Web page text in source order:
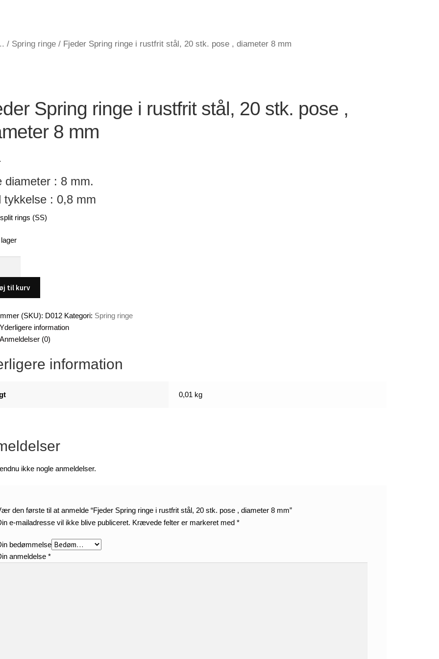
/ Spring ringe/ Fjeder Spring ringe i rustfrit stål, 20 stk. pose , diameter 8 mm
Spring ringe i rustfrit stål, 20 stk. pose ,
8 mm
diameter : 8 mm.
tykkelse : 0,8 mm
rings (SS)
til kurv
(SKU): D012 Kategori: Spring ringe
Yderligere information
Anmeldelser (0)
information
0,01 kg
ikke nogle anmeldelser.
den første til at anmelde “Fjeder Spring ringe i rustfrit stål, 20 stk. pose , diameter 8 mm”
e-mailadresse vil ikke blive publiceret. Krævede felter er markeret med *
bedømmelse
anmeldelse *